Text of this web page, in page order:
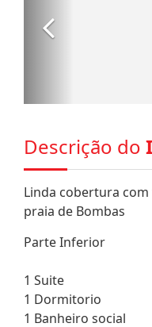
Descrição do
Linda cobertura
praia de Bombas
Parte Inferior
1 Suite
1 Dormitorio
1 Banheiro social